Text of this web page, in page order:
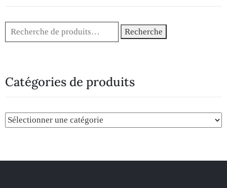
Recherche
Catégories de produits